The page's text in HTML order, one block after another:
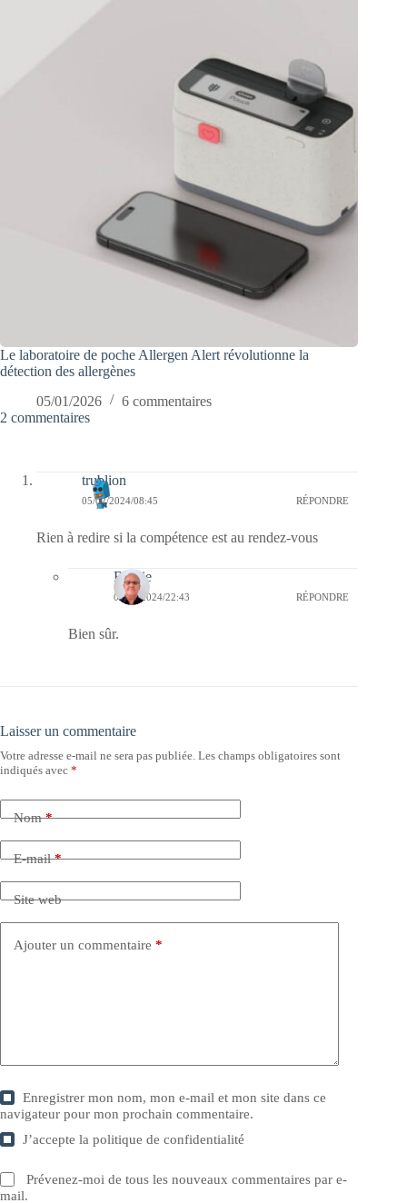
Le laboratoire de poche Allergen Alert révolutionne la
détection des allergènes
05/01/2026
6 commentaires
2 commentaires
trublion
05/02/2024/08:45 RÉPONDRE
Rien à redire si la compétence est au rendez-vous
Bernie
06/02/2024/22:43 RÉPONDRE
Bien sûr.
Laisser un commentaire
Votre adresse e-mail ne sera pas publiée. Les champs obligatoires sont
indiqués avec *
Nom*
E-mail*
Site web
Ajouter un commentaire *
Enregistrer mon nom, mon e-mail et mon site dans ce
navigateur pour mon prochain commentaire.
J’accepte lapolitique de confidentialité
Prévenez-moi de tous les nouveaux commentaires par e-
mail.